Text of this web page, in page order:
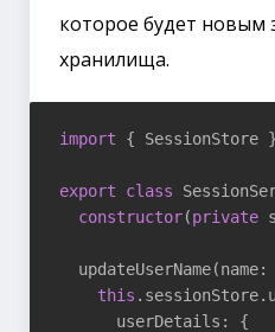
которое будет новым
хранилища.
import { SessionStore
export class
constructor(private
  updateUserName(name:
this
      userDetails: {